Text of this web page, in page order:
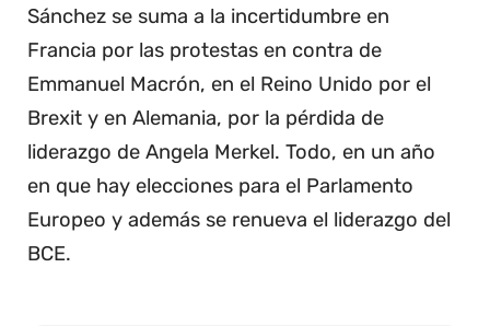
Sánchez se suma a la incertidumbre en
Francia por las protestas en contra de
Emmanuel Macrón, en el Reino Unido por el
Brexit y en Alemania, por la pérdida de
liderazgo de Angela Merkel. Todo, en un año
en que hay elecciones para el Parlamento
Europeo y además se renueva el liderazgo del
BCE.